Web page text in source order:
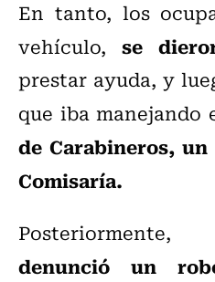
En tanto, los
vehículo, se
prestar ayuda, y
que iba manejando
de Carabineros,
Comisaría.
denunció un